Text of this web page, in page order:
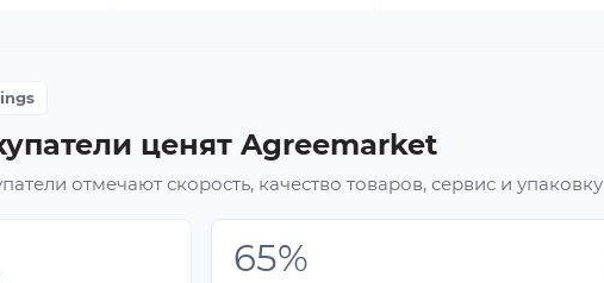
ценят Agreemarket
отмечают скорость, качество товаров, сервис и упаковку
65%